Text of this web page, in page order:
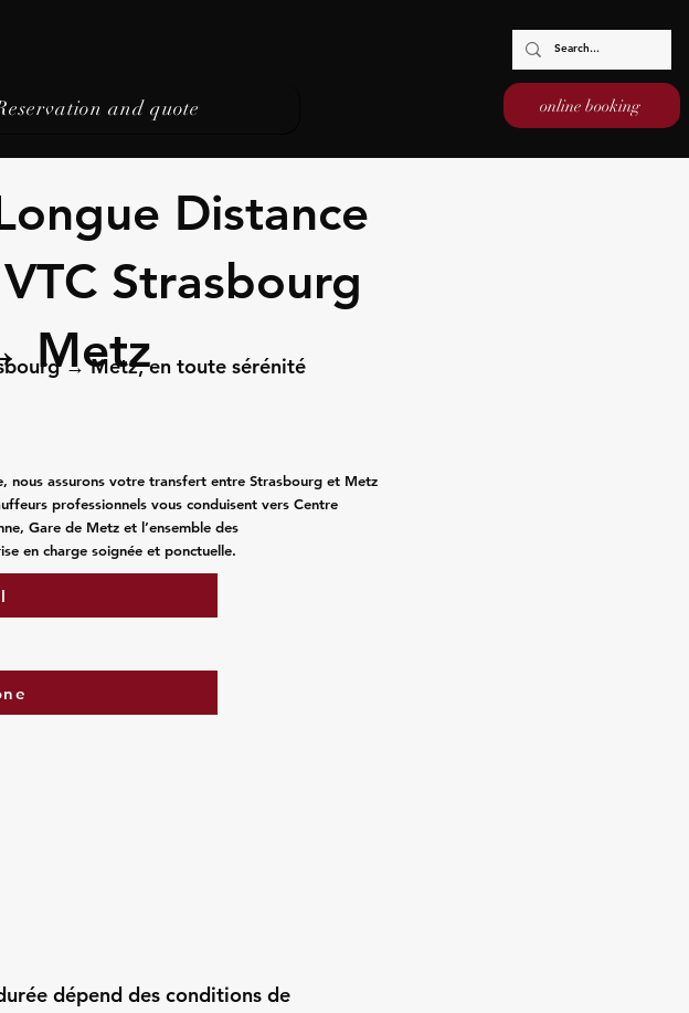
and quote online booking
Distance
Strasbourg
Metz
→ Metz, en toute sérénité
nous assurons votre transfert entre Strasbourg et Metz
professionnels vous conduisent vers Centre
Gare de Metz et l’ensemble des
en charge soignée et ponctuelle.
dépend des conditions de